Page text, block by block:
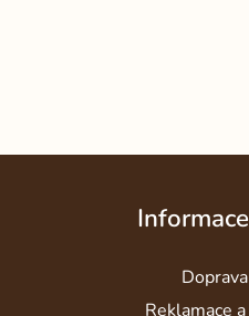
Reklamace